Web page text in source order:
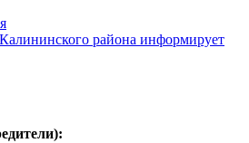
района информирует